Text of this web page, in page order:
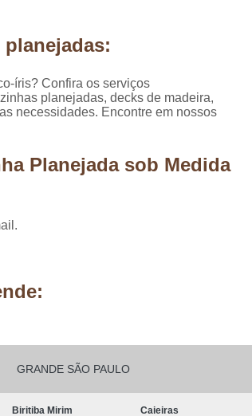
Móveis Planejados para Sala de
Painel
de Madeira em São Paulo
Painel
Painel de Madeira para área
de Madeira para Sala
Painel de
Pergolado de Madeira Cumaru
íris? Confira os serviços
planejadas, decks de madeira,
necessidades. Encontre em nossos
Planejada sob Medida
GRANDE SÃO PAULO
Biritiba Mirim Caieiras